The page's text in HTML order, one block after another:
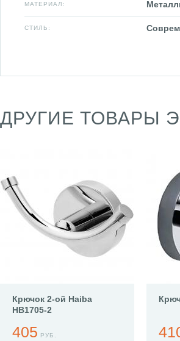
МАТЕРИАЛ:
СТИЛЬ:
ДРУГИЕ ТОВАРЫ
Крючок 2-ой Haiba
HB1705-2
405 РУБ.